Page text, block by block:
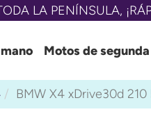
LA PENÍNSULA,
Motos de
BMW X4 xDrive30d